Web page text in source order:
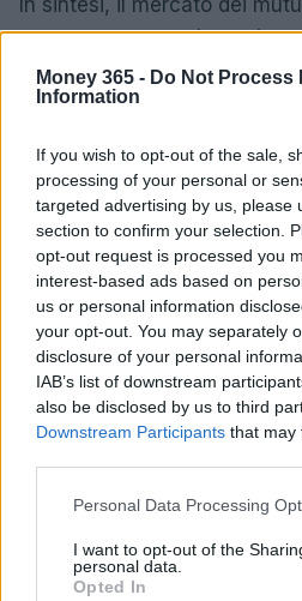
Money 365 - Do Not Process
Information
If you wish to opt-out of the sale,
processing of your personal or
targeted advertising by us, please
section to confirm your selection.
opt-out request is processed you
interest-based ads based on
us or personal information
your opt-out. You may separately
disclosure of your personal
IAB’s list of downstream
also be disclosed by us to third
Downstream Participants that may
Please note that this website/app
not limited to your visit or usage
grant or deny consent to Google
Personal Data Processing
I want to opt-out of the
personal data.
Opted In
In sintesi, il mercato dei
ricco di opportunità, ma è
giusta con attenzione.
confronta le opzioni
così potrai costruire un
sereno. E tu, sei pronto a
AUTORE
AiAdhubMedia